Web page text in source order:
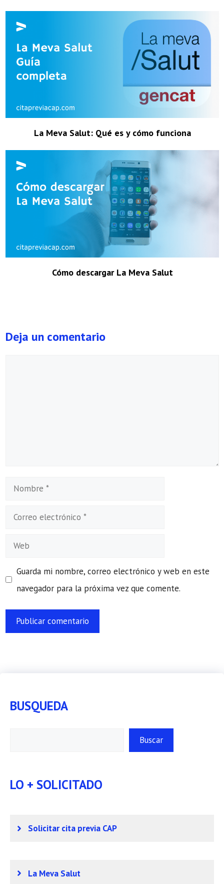
La Meva Salut: Qué es y cómo funciona
Cómo descargar La Meva Salut
Deja un comentario
Nombre
Correo
Web
Guarda mi nombre, correo electrónico y web en este
navegador para la próxima vez que comente.
BUSQUEDA
Buscar
LO + SOLICITADO
Solicitar cita previa CAP
La Meva Salut